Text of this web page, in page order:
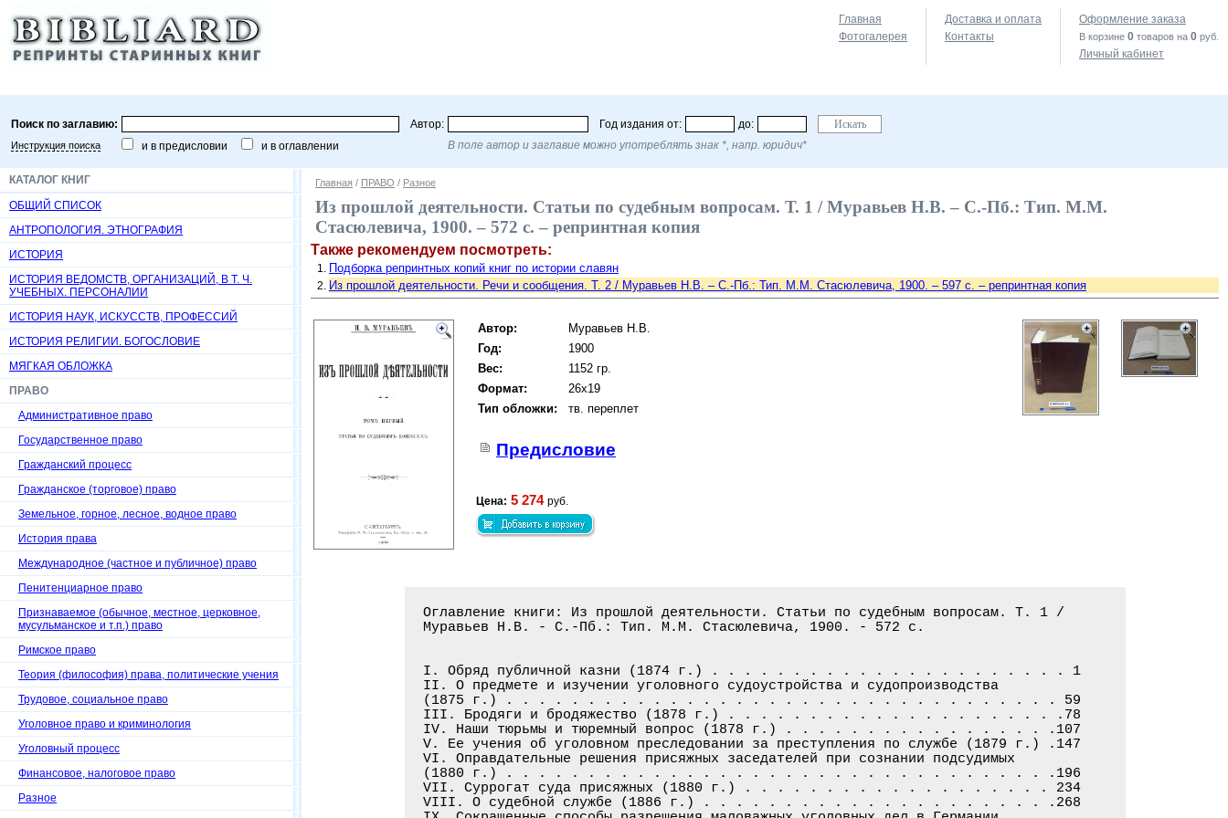
Главная
Фотогалерея
Доставка и оплата
Контакты
Оформление заказа
В корзине 0 товаров на 0 руб.
Личный кабинет
Поиск по заглавию: Автор: Год издания от: до:
Инструкция поиска и в предисловии и в оглавлении В поле автор и заглавие можно употреблять знак *, напр. юридич*
КАТАЛОГ КНИГ
ОБЩИЙ СПИСОК
АНТРОПОЛОГИЯ. ЭТНОГРАФИЯ
ИСТОРИЯ
ИСТОРИЯ ВЕДОМСТВ, ОРГАНИЗАЦИЙ, В Т. Ч.
УЧЕБНЫХ. ПЕРСОНАЛИИ
ИСТОРИЯ НАУК, ИСКУССТВ, ПРОФЕССИЙ
ИСТОРИЯ РЕЛИГИИ. БОГОСЛОВИЕ
МЯГКАЯ ОБЛОЖКА
ПРАВО
Административное право
Государственное право
Гражданский процесс
Гражданское (торговое) право
Земельное, горное, лесное, водное право
История права
Международное (частное и публичное) право
Пенитенциарное право
Признаваемое (обычное, местное, церковное,
мусульманское и т.п.) право
Римское право
Теория (философия) права, политические учения
Трудовое, социальное право
Уголовное право и криминология
Уголовный процесс
Финансовое, налоговое право
Разное
Главная / ПРАВО / Разное
Из прошлой деятельности. Статьи по судебным вопросам. Т. 1 / Муравьев Н.В. – С.-Пб.: Тип. М.М.
Стасюлевича, 1900. – 572 с. – репринтная копия
Также рекомендуем посмотреть:
Подборка репринтных копий книг по истории славян
Из прошлой деятельности. Речи и сообщения. Т. 2 / Муравьев Н.В. – С.-Пб.: Тип. М.М. Стасюлевича, 1900. – 597 с. – репринтная копия
Автор:
Муравьев Н.В.
Год:
1900
Вес:
1152 гр.
Формат:
26x19
Тип обложки:
тв. переплет
Предисловие
Цена: 5 274 руб.
Оглавление книги: Из прошлой деятельности. Статьи по судебным вопросам. Т. 1 /
Муравьев Н.В. - С.-Пб.: Тип. М.М. Стасюлевича, 1900. - 572 с.
I. Обряд публичной казни (1874 г.) . . . . . . . . . . . . . . . . . . . . . . 1
II. О предмете и изучении уголовного судоустройства и судопроизводства
(1875 г.) . . . . . . . . . . . . . . . . . . . . . . . . . . . . . . . . . . 59
III. Бродяги и бродяжество (1878 г.) . . . . . . . . . . . . . . . . . . . . .78
IV. Наши тюрьмы и тюремный вопрос (1878 г.) . . . . . . . . . . . . . . . . .107
V. Ее учения об уголовном преследовании за преступления по службе (1879 г.) .147
VI. Оправдательные решения присяжных заседателей при сознании подсудимых
(1880 г.) . . . . . . . . . . . . . . . . . . . . . . . . . . . . . . . . . .196
VII. Суррогат суда присяжных (1880 г.) . . . . . . . . . . . . . . . . . . . 234
VIII. О судебной службе (1886 г.) . . . . . . . . . . . . . . . . . . . . . .268